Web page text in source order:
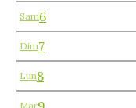
Sam6
Dim7
Lun8
Mar